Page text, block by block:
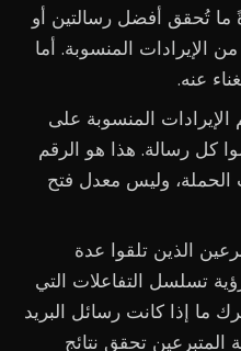
ما تُحقق أفضل رسالتين أو
رسائل أكثر من 60% من الإيرادات المنسوبة. أما
عنه.
المنسوبة على
كل رسالة. هذا هو الرقم
وليس معدل فتح
الذين تلقوا عدة
تسلسل التفاعلات التي
ما إذا كانت رسائل البريد
المتبرعين تحقق نتائج